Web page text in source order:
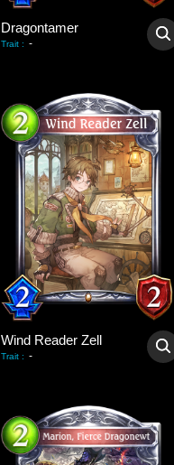
Dragontamer
Trait : -
Wind Reader Zell
Trait : -